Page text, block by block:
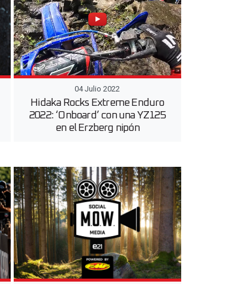
04 Julio 2022
Hidaka Rocks Extreme Enduro
2022: ‘Onboard’ con una YZ125
en el Erzberg nipón